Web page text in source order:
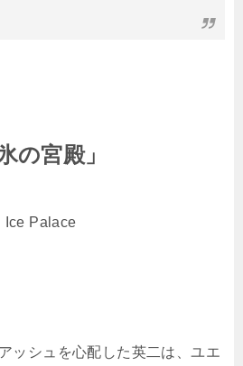
の宮殿」
Ice Palace
ッシュを心配した英二は、ユエ